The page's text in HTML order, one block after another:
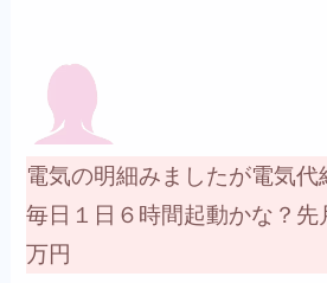
電気の明細みましたが電気代
毎日１日６時間起動かな？先
万円